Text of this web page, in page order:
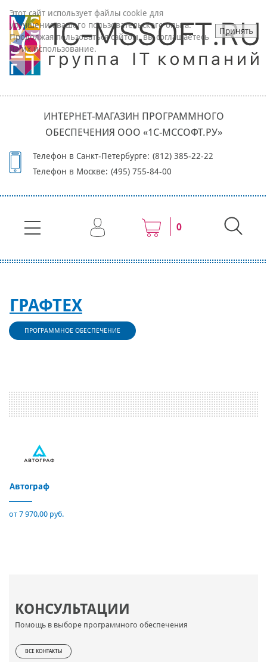
ИНТЕРНЕТ-МАГАЗИН ПРОГРАММНОГО
ОБЕСПЕЧЕНИЯ ООО «1С-МССОФТ.РУ»
Телефон в Санкт-Петербурге: (812) 385-22-22
Телефон в Москве: (495) 755-84-00
0
КОНСУЛЬТАЦИИ
Помощь в выборе программного обеспечения
ВСЕ КОНТАКТЫ
ГРАФТЕХ
ПРОГРАММНОЕ ОБЕСПЕЧЕНИЕ
Автограф
от 7 970,00 руб.
Этот сайт использует файлы cookie для
улучшения вашего пользовательского опыта.
Продолжая пользоваться сайтом, вы соглашаетесь
на их использование.
Принять